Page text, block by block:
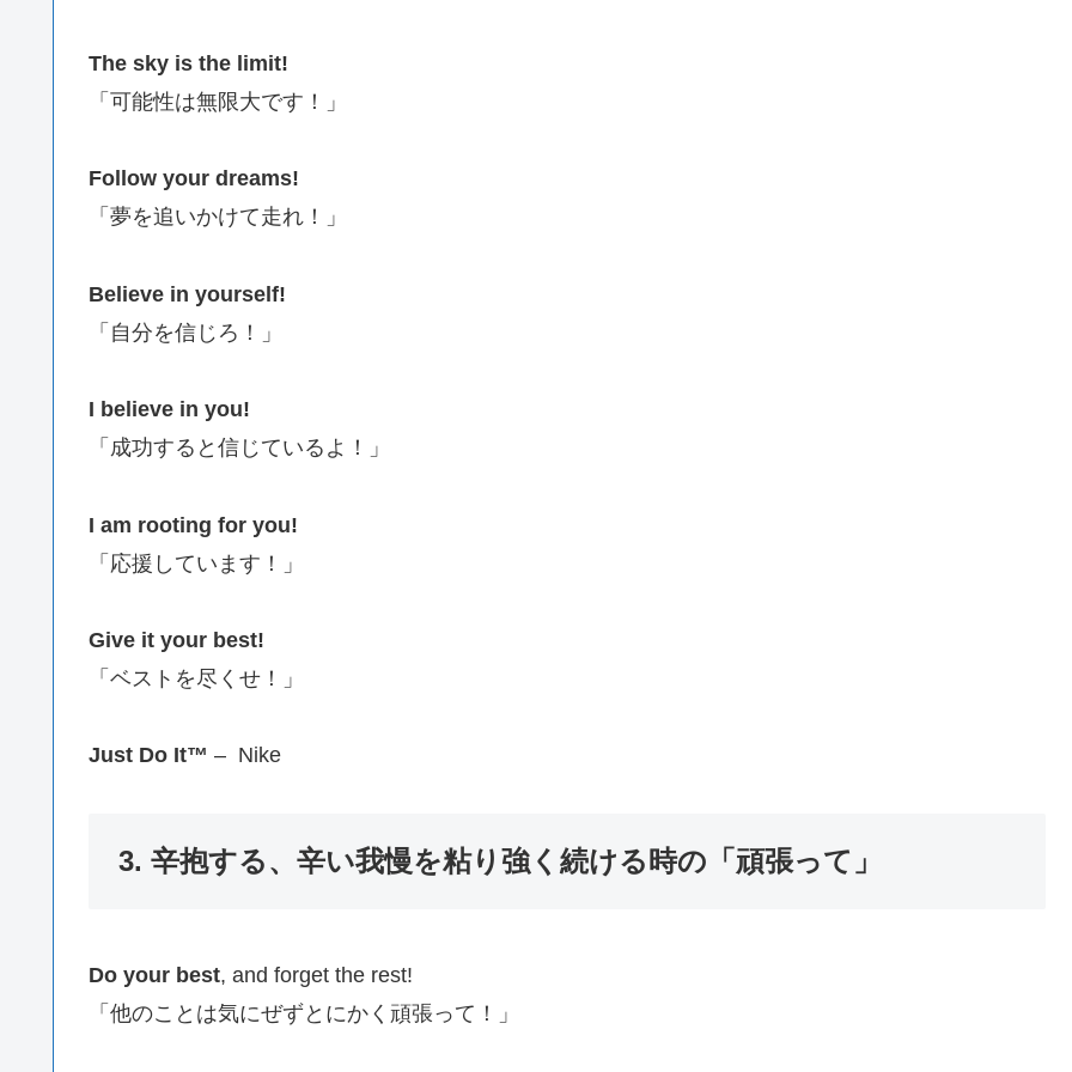
The sky is the limit!
「可能性は無限大です！」
Follow your dreams!
「夢を追いかけて走れ！」
Believe in yourself!
「自分を信じろ！」
I believe in you!
「成功すると信じているよ！」
I am rooting for you!
「応援しています！」
Give it your best!
「ベストを尽くせ！」
Just Do It™️ – Nike
3. 辛抱する、辛い我慢を粘り強く続ける時の「頑張って」
Do your best, and forget the rest!
「他のことは気にぜずとにかく頑張って！」